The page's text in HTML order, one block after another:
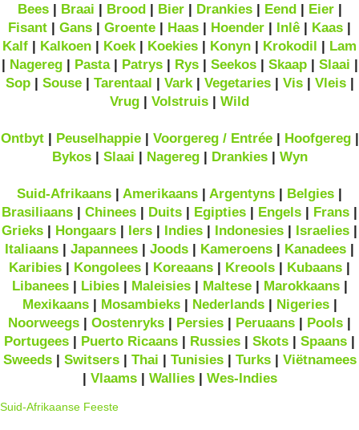
Bees| Braai | Brood| Bier| Drankies| Eend| Eier|
Fisant | Gans | Groente | Haas | Hoender | Inlê | Kaas |
Kalf | Kalkoen | Koek | Koekies | Konyn | Krokodil | Lam
| Nagereg| Pasta| Patrys| Rys| Seekos| Skaap| Slaai |
Sop| Souse| Tarentaal | Vark| Vegetaries| Vis| Vleis|
Vrug | Volstruis | Wild
Ontbyt| Peuselhappie| Voorgereg / Entrée| Hoofgereg|
Bykos| Slaai | Nagereg| Drankies| Wyn
Suid-Afrikaans | Amerikaans | Argentyns | Belgies |
Brasiliaans | Chinees | Duits | Egipties | Engels | Frans |
Grieks | Hongaars | Iers | Indies | Indonesies | Israelies |
Italiaans | Japannees | Joods | Kameroens | Kanadees |
Karibies | Kongolees | Koreaans | Kreools | Kubaans |
Libanees| Libies| Maleisies| Maltese| Marokkaans|
Mexikaans| Mosambieks| Nederlands| Nigeries|
Noorweegs | Oostenryks | Persies | Peruaans | Pools |
Portugees | Puerto Ricaans | Russies | Skots | Spaans |
Sweeds| Switsers| Thai | Tunisies| Turks| Viëtnamees
| Vlaams| Wallies| Wes-Indies
Suid-Afrikaanse Feeste